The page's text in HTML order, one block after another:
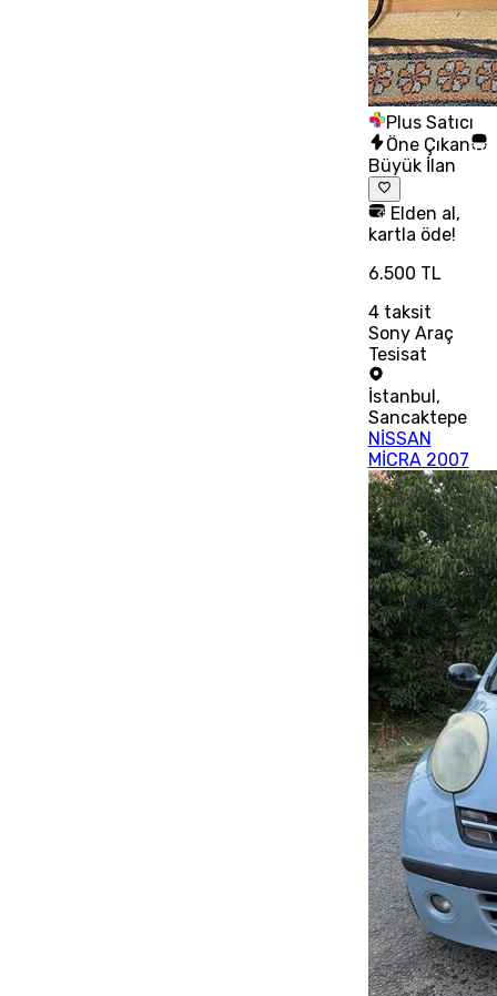
Plus Satıcı
Öne Çıkan
Büyük İlan
Elden al,
kartla öde!
6.500 TL
4taksit
Sony Araç
Tesisat
İstanbul,
Sancaktepe
NİSSAN
MİCRA 2007